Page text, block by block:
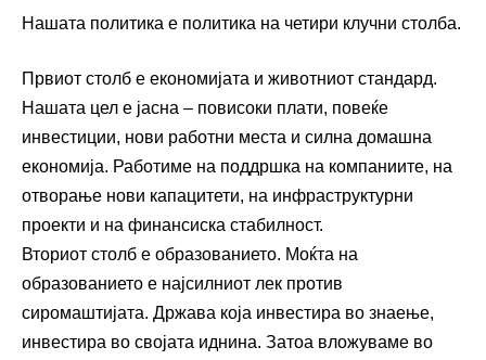
Нашата политика е политика на четири клучни столба.
Првиот столб е економијата и животниот стандард.
Нашата цел е јасна – повисоки плати, повеќе
инвестиции, нови работни места и силна домашна
економија. Работиме на поддршка на компаниите, на
отворање нови капацитети, на инфраструктурни
проекти и на финансиска стабилност.
Вториот столб е образованието. Моќта на
образованието е најсилниот лек против
сиромаштијата. Држава која инвестира во знаење,
инвестира во својата иднина. Затоа вложуваме во